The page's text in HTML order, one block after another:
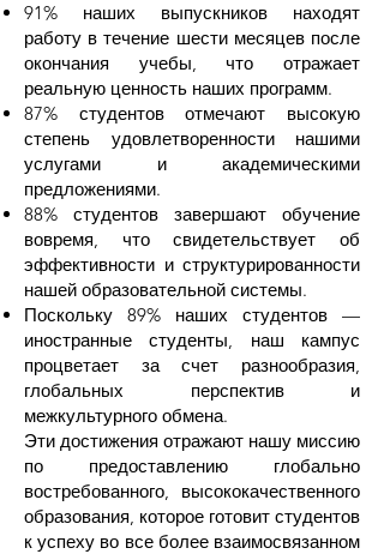
91% наших выпускников находят
работу в течение шести месяцев после
окончания учебы, что отражает
реальную ценность наших программ.
87% студентов отмечают высокую
степень удовлетворенности нашими
услугами и академическими
предложениями.
88% студентов завершают обучение
вовремя, что свидетельствует об
эффективности и структурированности
нашей образовательной системы.
Поскольку 89% наших студентов —
иностранные студенты, наш кампус
процветает за счет разнообразия,
глобальных перспектив и
межкультурного обмена.
Эти достижения отражают нашу миссию
по предоставлению глобально
востребованного, высококачественного
образования, которое готовит студентов
к успеху во все более взаимосвязанном